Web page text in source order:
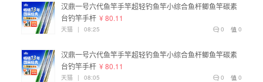
汉鼎一号六代鱼竿手竿超轻钓鱼竿小综合鱼杆鲫鱼竿碳素
台钓竿手杆 ¥ 80.11
0
0
天猫 | 08:25
汉鼎一号六代鱼竿手竿超轻钓鱼竿小综合鱼杆鲫鱼竿碳素
台钓竿手杆 ¥ 80.11
0
0
天猫 | 08:05